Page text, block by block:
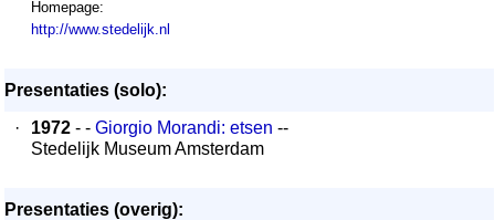
Homepage:
http://www.stedelijk.nl
Presentaties (solo):
·
1972 - - Giorgio Morandi: etsen --
Stedelijk Museum Amsterdam
Presentaties (overig):